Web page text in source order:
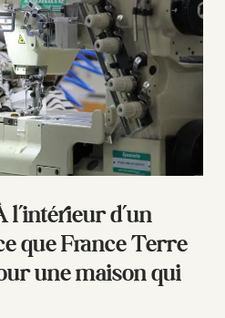
d’un
que France Terre
une maison qui